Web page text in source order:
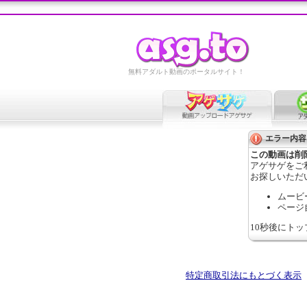
無料アダルト動画のポータルサイト！
エラー内容
この動画は削
アゲサゲをご
お探しいただ
ムービ
ページ
10秒後にト
特定商取引法にもとづく表示